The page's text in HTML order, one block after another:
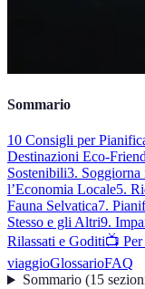
Sommario
10 Consigli per
Destinazioni Eco-
Sostenibili3.
l’Economia Locale5.
Fauna Selvatica7.
Stesso e gli Altri9.
Rilassati e Goditi📺 Per
viaggioGlossarioFAQ
Sommario(15